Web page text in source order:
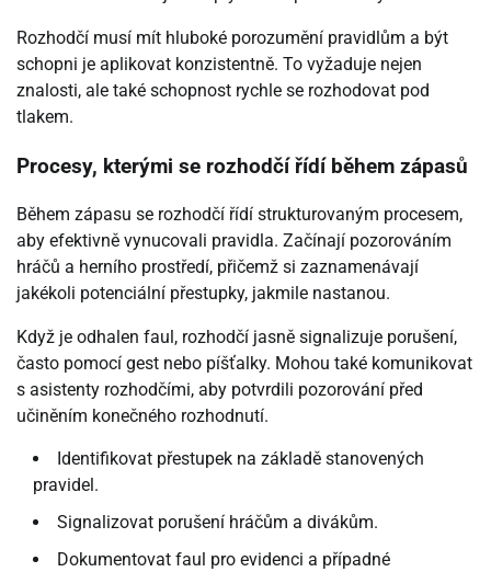
Rozhodčí musí mít hluboké porozumění pravidlům a být
schopni je aplikovat konzistentně. To vyžaduje nejen
znalosti, ale také schopnost rychle se rozhodovat pod
tlakem.
Procesy, kterými se rozhodčí řídí během zápasů
Během zápasu se rozhodčí řídí strukturovaným procesem,
aby efektivně vynucovali pravidla. Začínají pozorováním
hráčů a herního prostředí, přičemž si zaznamenávají
jakékoli potenciální přestupky, jakmile nastanou.
Když je odhalen faul, rozhodčí jasně signalizuje porušení,
často pomocí gest nebo píšťalky. Mohou také komunikovat
s asistenty rozhodčími, aby potvrdili pozorování před
učiněním konečného rozhodnutí.
Identifikovat přestupek na základě stanovených
pravidel.
Signalizovat porušení hráčům a divákům.
Dokumentovat faul pro evidenci a případné